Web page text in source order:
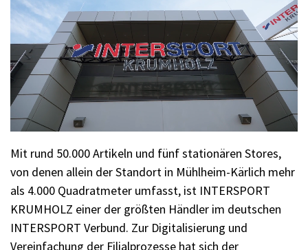
Mit rund 50.000 Artikeln und fünf stationären Stores,
von denen allein der Standort in Mühlheim-Kärlich mehr
als 4.000 Quadratmeter umfasst, ist INTERSPORT
KRUMHOLZ einer der größten Händler im deutschen
INTERSPORT Verbund. Zur Digitalisierung und
Vereinfachung der Filialprozesse hat sich der